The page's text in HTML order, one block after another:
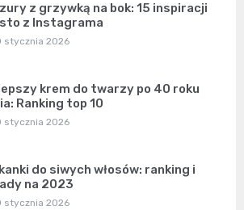
z grzywką na bok: 15 inspiracji
z Instagrama
stycznia 2026
krem do twarzy po 40 roku
Ranking top 10
stycznia 2026
do siwych włosów: ranking i
na 2023
stycznia 2026